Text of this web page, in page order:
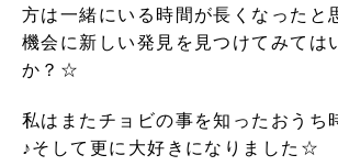
方は一緒にいる時間が長くなったと
機会に新しい発見を見つけてみては
か？☆
私はまたチョビの事を知ったおうち
♪そして更に大好きになりました☆